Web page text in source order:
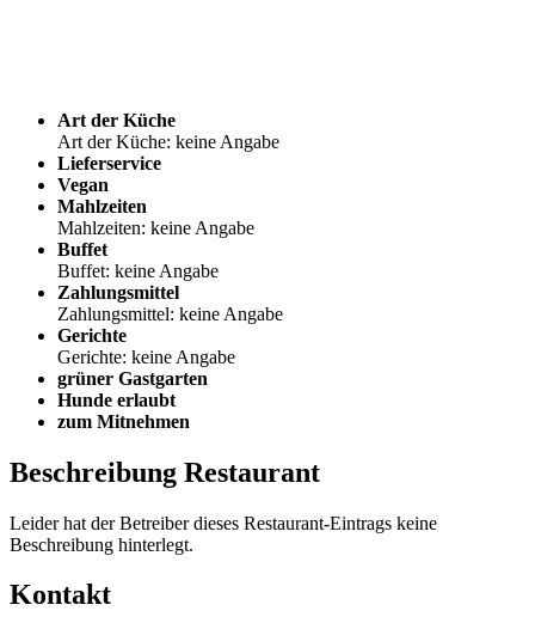
Art der Küche
Art der Küche: keine Angabe
Lieferservice
Vegan
Mahlzeiten
Mahlzeiten: keine Angabe
Buffet
Buffet: keine Angabe
Zahlungsmittel
Zahlungsmittel: keine Angabe
Gerichte
Gerichte: keine Angabe
grüner Gastgarten
Hunde erlaubt
zum Mitnehmen
Beschreibung Restaurant
Leider hat der Betreiber dieses Restaurant-Eintrags keine
Beschreibung hinterlegt.
Kontakt